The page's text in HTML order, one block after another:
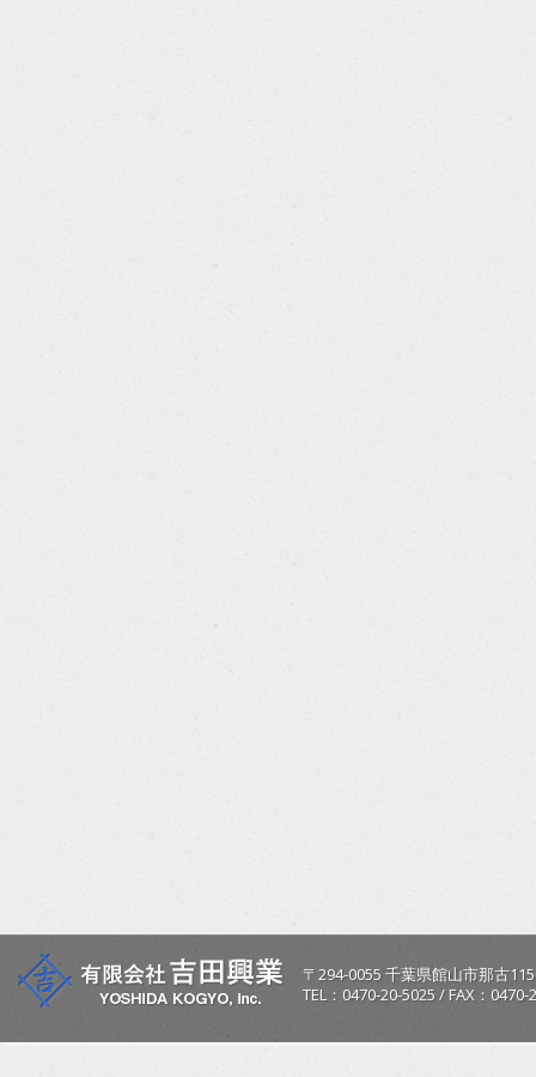
〒294-0055千葉県館山市那古
TEL： 0470-20-5025/ FAX：0470-